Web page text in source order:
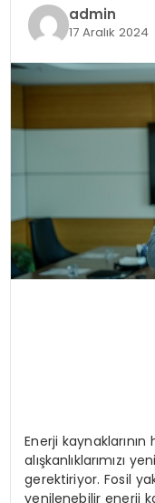
admin
17 Aralık 2024
Enerji
alışkanlıklarımızı
gerektiriyor. Fosil
yenilenebilir enerji